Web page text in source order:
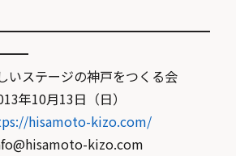
ステージの神戸をつくる会
10月13日（日）
hisamoto-kizo.com/
kizo.com